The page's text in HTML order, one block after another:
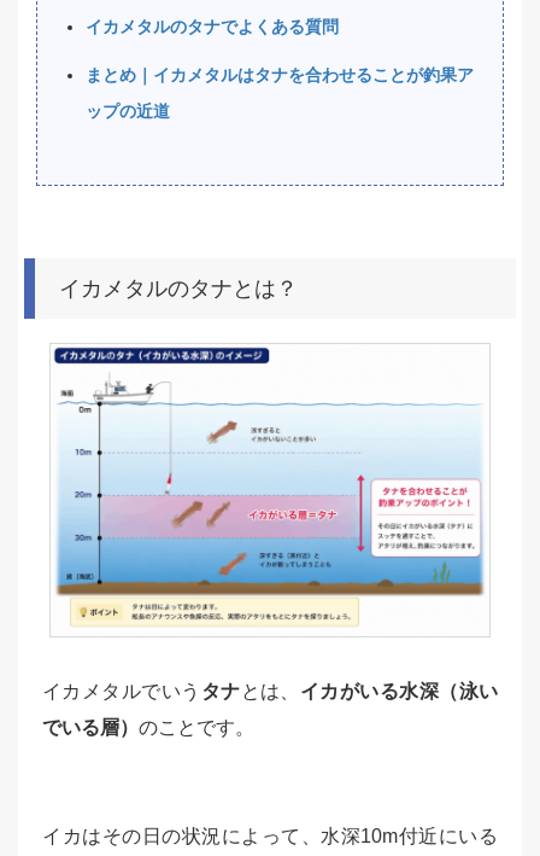
イカメタルのタナでよくある質問
まとめ｜イカメタルはタナを合わせることが釣果ア
ップの近道
イカメタルのタナとは？
イカメタルでいう タナとは、 イカがいる水深（泳い
でいる層） のことです。
イカはその日の状況によって、水深10m付近にいる